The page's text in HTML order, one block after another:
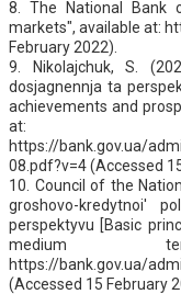
8. The National Bank
markets", available at:
February 2022).
9. Nikolajchuk, S.
dosjagnennja ta
achievements and
at:
https://bank.gov.ua/
08.pdf?v=4 (Accessed
10. Council of the
groshovo-kredytnoi'
perspektyvu [Basic
medium
https://bank.gov.ua/
(Accessed 15 February